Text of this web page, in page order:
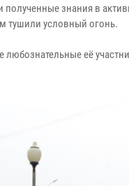
знания в
тушили условный огонь.
её